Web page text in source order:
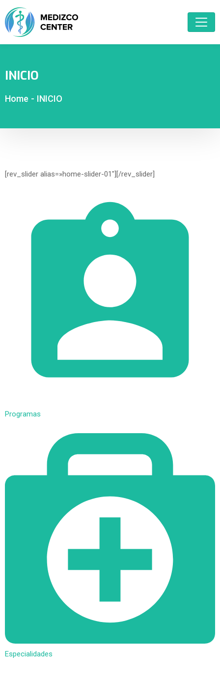
INICIO
Home - INICIO
[rev_slider alias=»home-slider-01″][/rev_slider]
Programas
Especialidades